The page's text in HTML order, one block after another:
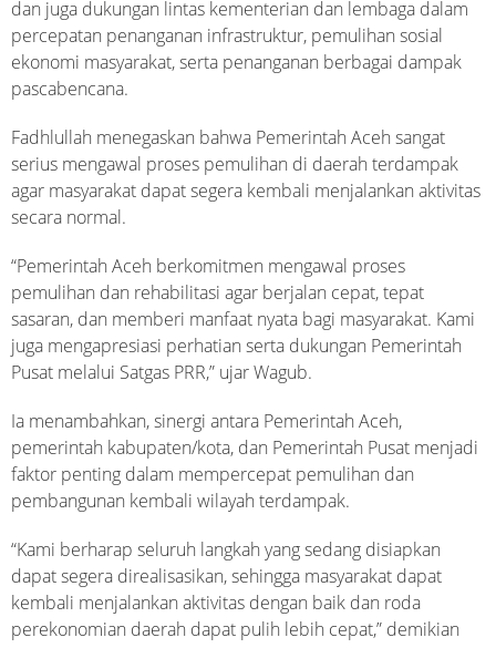
dan juga dukungan lintas kementerian dan lembaga dalam
percepatan penanganan infrastruktur, pemulihan sosial
ekonomi masyarakat, serta penanganan berbagai dampak
pascabencana.
Fadhlullah menegaskan bahwa Pemerintah Aceh sangat
serius mengawal proses pemulihan di daerah terdampak
agar masyarakat dapat segera kembali menjalankan aktivitas
secara normal.
“Pemerintah Aceh berkomitmen mengawal proses
pemulihan dan rehabilitasi agar berjalan cepat, tepat
sasaran, dan memberi manfaat nyata bagi masyarakat. Kami
juga mengapresiasi perhatian serta dukungan Pemerintah
Pusat melalui Satgas PRR,” ujar Wagub.
Ia menambahkan, sinergi antara Pemerintah Aceh,
pemerintah kabupaten/kota, dan Pemerintah Pusat menjadi
faktor penting dalam mempercepat pemulihan dan
pembangunan kembali wilayah terdampak.
“Kami berharap seluruh langkah yang sedang disiapkan
dapat segera direalisasikan, sehingga masyarakat dapat
kembali menjalankan aktivitas dengan baik dan roda
perekonomian daerah dapat pulih lebih cepat,” demikian